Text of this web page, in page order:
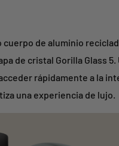
cuerpo de aluminio
de cristal Gorilla Glass 5.
rápidamente a la
una experiencia de lujo.